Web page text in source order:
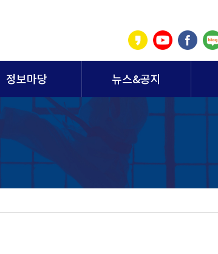
정보마당 뉴스&공지